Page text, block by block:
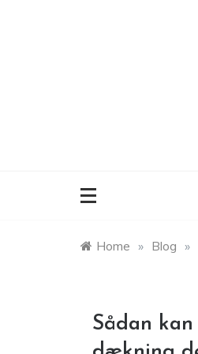
Home » Blog »
Sådan